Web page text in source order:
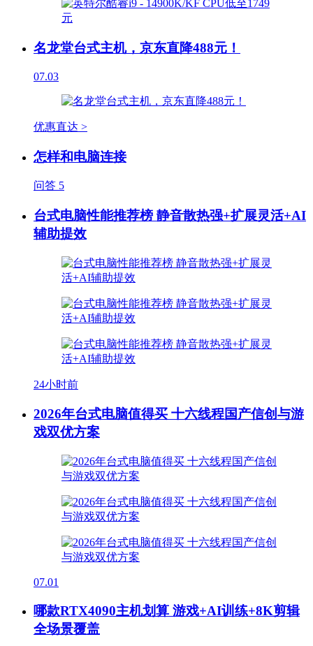
名龙堂台式主机，京东直降488元！
07.03
优惠直达 >
怎样和电脑连接
问答 5
台式电脑性能推荐榜 静音散热强+扩展灵活+AI
辅助提效
24小时前
2026年台式电脑值得买 十六线程国产信创与游
戏双优方案
07.01
哪款RTX4090主机划算 游戏+AI训练+8K剪辑
全场景覆盖